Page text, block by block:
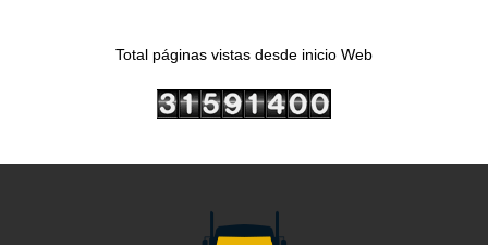
Total páginas vistas desde inicio Web